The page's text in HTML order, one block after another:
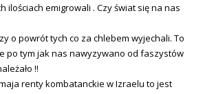
ilościach emigrowali . Czy świat się na nas
o powrót tych co za chlebem wyjechali. To
po tym jak nas nawyzywano od faszystów
!!
renty kombatanckie w Izraelu to jest